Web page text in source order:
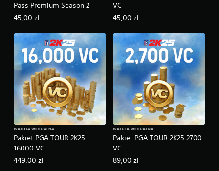
Pass Premium Season 2
45,00 zl
VC
45,00 zl
Pakiet PGA TOUR 2K25
16000 VC
WALUTA WIRTUALNA
449,00 zl
Pakiet PGA TOUR 2K25 2700
VC
WALUTA WIRTUALNA
89,00 zl